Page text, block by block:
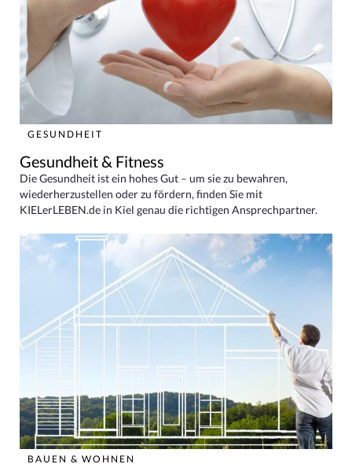
GESUNDHEIT
Gesundheit & Fitness
Die Gesundheit ist ein hohes Gut – um sie zu bewahren,
wiederherzustellen oder zu fördern, finden Sie mit
KIELerLEBEN.de in Kiel genau die richtigen Ansprechpartner.
BAUEN & WOHNEN